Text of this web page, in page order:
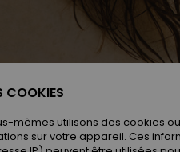
COOKIES
mêmes utilisons des cookies
sur votre appareil. Ces